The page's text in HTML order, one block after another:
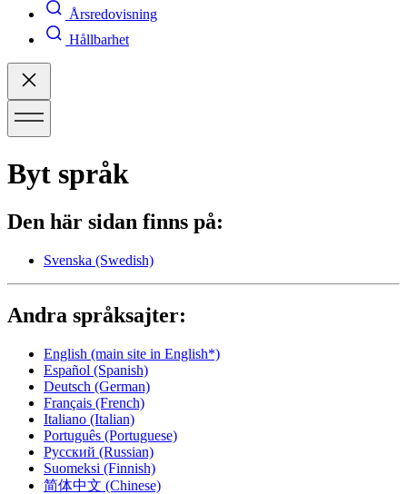
Årsredovisning
Hållbarhet
Byt språk
Den här sidan finns på:
Svenska (Swedish)
Andra språksajter:
English (main site in English*)
Español (Spanish)
Deutsch (German)
Français (French)
Italiano (Italian)
Português (Portuguese)
Русский (Russian)
Suomeksi (Finnish)
简体中文 (Chinese)